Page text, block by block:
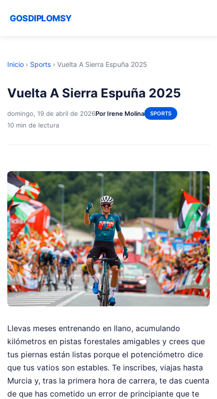
GOSDIPLOMSY
Inicio › Sports › Vuelta A Sierra Espuña 2025
Vuelta A Sierra Espuña 2025
domingo, 19 de abril de 2026Por Irene Molina SPORTS
10 min de lectura
Llevas meses entrenando en llano, acumulando
kilómetros en pistas forestales amigables y crees que
tus piernas están listas porque el potenciómetro dice
que tus vatios son estables. Te inscribes, viajas hasta
Murcia y, tras la primera hora de carrera, te das cuenta
de que has cometido un error de principiante que te